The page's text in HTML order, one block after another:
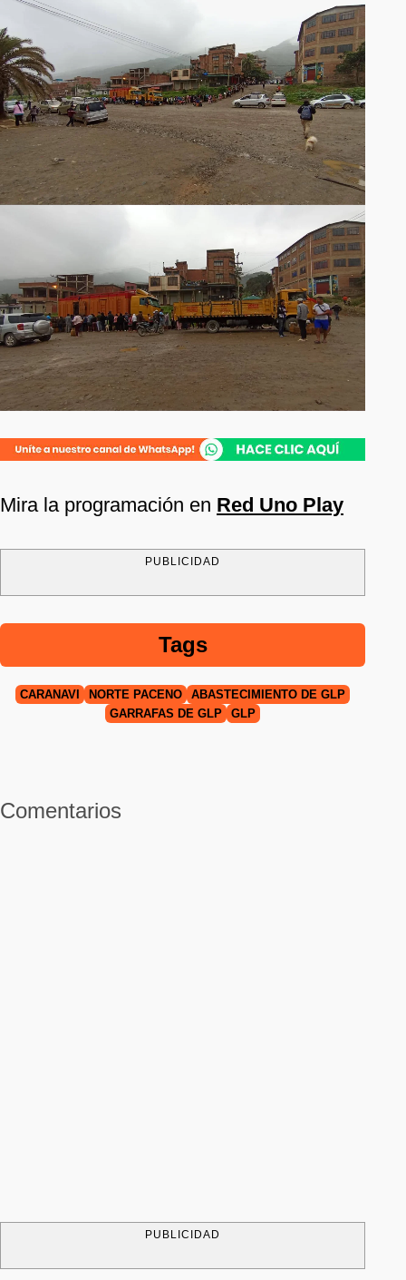
Mira la programación en Red Uno Play
PUBLICIDAD
Tags
CARANAVI NORTE PACEÑO
ABASTECIMIENTO DE GLP
GARRAFAS DE GLP
GLP
Comentarios
PUBLICIDAD